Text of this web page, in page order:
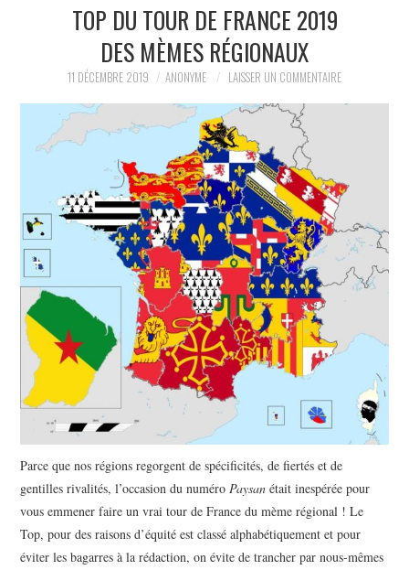
À PROPOS
LA RÉDACTION
LE JOURNAL
TOP DU TOUR DE FRANCE 2019
DES MÈMES RÉGIONAUX
11 DÉCEMBRE 2019 ANONYME LAISSER UN COMMENTAIRE
Parce que nos régions regorgent de spécificités, de fiertés et de
gentilles rivalités, l’occasion du numéroPaysan était inespérée pour
vous emmener faire un vrai tour de France du mème régional ! Le
Top, pour des raisons d’équité est classé alphabétiquement et pour
éviter les bagarres à la rédaction, on évite de trancher par nous-mêmes